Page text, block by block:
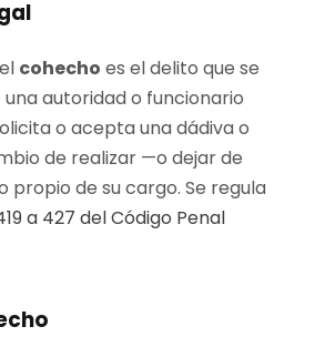
cohecho es el delito que se
autoridad o funcionario
o acepta una dádiva o
de realizar —o dejar de
propio de su cargo. Se regula
a 427 del Código Penal